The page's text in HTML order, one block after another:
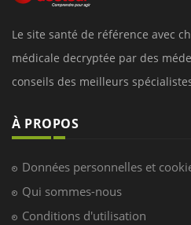
Le site santé de référence avec
médicale decryptée par des
conseils des meilleurs
À PROPOS
Données personnelles et
Qui sommes-nous
Conditions d'utilisation